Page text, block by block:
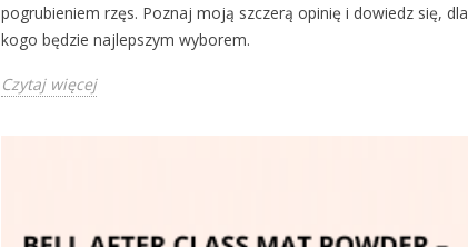
pogrubieniem rzęs. Poznaj moją szczerą opinię i dowiedz się, dla
kogo będzie najlepszym wyborem.
Czytaj więcej